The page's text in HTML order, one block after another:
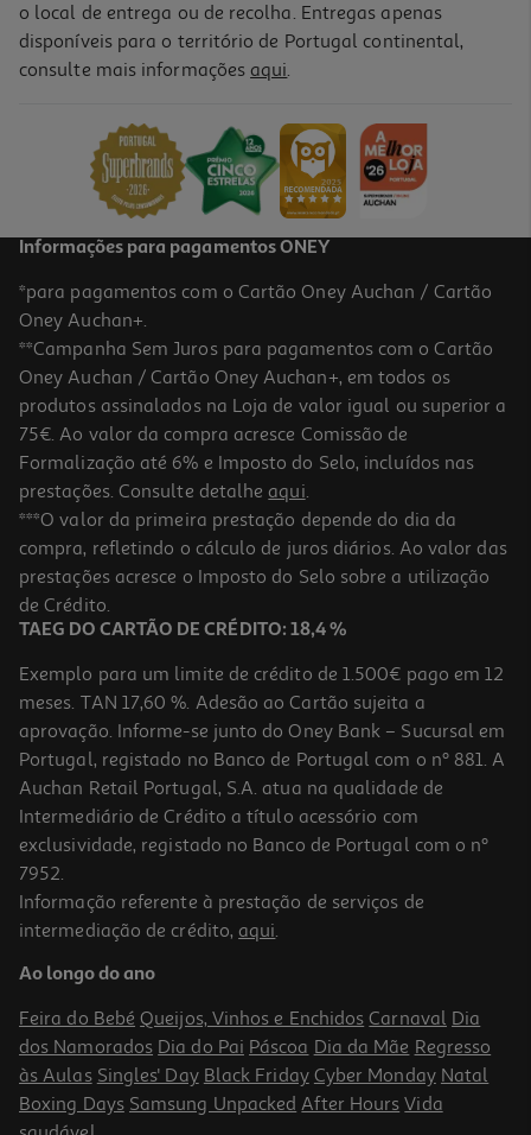
Esferográfica Uni-Ball Signo Um-120 Gel Pastel Cores Sortidas
5.0
Esferográfica Uni-Ball Signo Um-120 Gel Prateado
2.99 €/un
2,99 €
Esferográfica Uni-Ball Signo Um-120 Gel Preto
2.89 €/un
2,89 €
o local de entrega ou de recolha. Entregas apenas
disponíveis para o território de Portugal continental,
consulte mais informações aqui.
Informações para pagamentos ONEY
*para pagamentos com o Cartão Oney Auchan / Cartão
Oney Auchan+.
**Campanha Sem Juros para pagamentos com o Cartão
Oney Auchan / Cartão Oney Auchan+, em todos os
produtos assinalados na Loja de valor igual ou superior a
75€. Ao valor da compra acresce Comissão de
Formalização até 6% e Imposto do Selo, incluídos nas
prestações. Consulte detalhe aqui.
***O valor da primeira prestação depende do dia da
compra, refletindo o cálculo de juros diários. Ao valor das
prestações acresce o Imposto do Selo sobre a utilização
de Crédito.
TAEG DO CARTÃO DE CRÉDITO: 18,4 %
Exemplo para um limite de crédito de 1.500€ pago em 12
meses. TAN 17,60 %. Adesão ao Cartão sujeita a
aprovação. Informe-se junto do Oney Bank – Sucursal em
Portugal, registado no Banco de Portugal com o nº 881. A
Auchan Retail Portugal, S.A. atua na qualidade de
Intermediário de Crédito a título acessório com
exclusividade, registado no Banco de Portugal com o nº
7952.
Informação referente à prestação de serviços de
intermediação de crédito, aqui.
Ao longo do ano
Feira do Bebé Queijos, Vinhos e Enchidos Carnaval Dia
dos Namorados Dia do Pai Páscoa Dia da Mãe Regresso
às Aulas Singles' Day Black Friday Cyber Monday Natal
Boxing Days Samsung Unpacked After Hours Vida